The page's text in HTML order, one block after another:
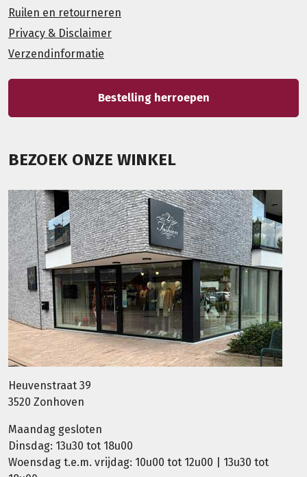
Ruilen en retourneren
Privacy & Disclaimer
Verzendinformatie
Bestelling herroepen
BEZOEK ONZE WINKEL
Heuvenstraat 39
3520 Zonhoven
Maandag gesloten
Dinsdag: 13u30 tot 18u00
Woensdag t.e.m. vrijdag: 10u00 tot 12u00 | 13u30 tot